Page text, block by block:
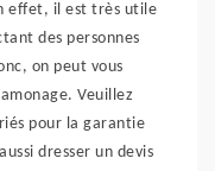
effet, il est très utile
des personnes
on peut vous
Veuillez
pour la garantie
dresser un devis